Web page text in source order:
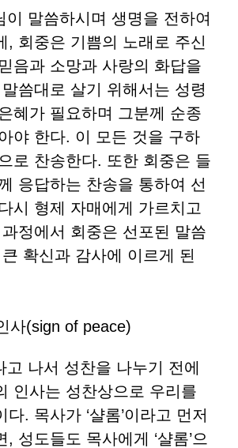
말씀하시며 생명을 전하여
, 회중은 기쁨의 노래로 주신
음과 소망과 사랑의 화답을
씀대로 살기 위해서는 성령
혜가 필요하며 그분께 순종
야 한다. 이 모든 것을 구하
로 찬송한다. 또한 회중은 들
응답하는 찬송을 통하여 선
시 형제 자매에게 가르치고
정에서 회중은 선포된 말씀
확신과 감사에 이르게 된
사(sign of peace)
나서 성찬을 나누기 전에
인사는 성찬상으로 우리를
다. 목사가 ‘샬롬’이라고 먼저
, 성도들도 목사에게 ‘샬롬’으